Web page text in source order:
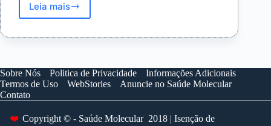
Leia mais
Tudo
sobre
a
Uso
e
Essenciais
Sobre Nós Politica de Privacidade
Informações Adicionais
Termos de Uso
WebStories
Anuncie no Saúde Molecular
Contato
❤️ Copyright © - Saúde Molecular 2018 | Isenção de